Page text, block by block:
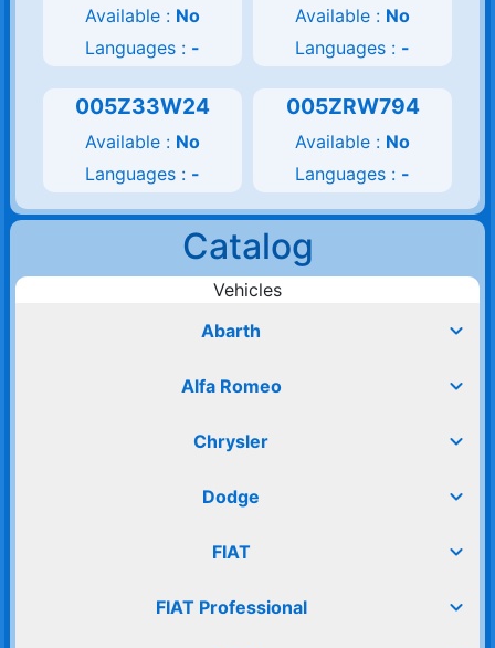
Available : No
Languages : -
Available : No
Languages : -
005Z33W24
Available : No
Languages : -
005ZRW794
Available : No
Languages : -
Catalog
Vehicles
Abarth
expand_more
Alfa Romeo expand_more
Chrysler expand_more
Dodge expand_more
FIAT expand_more
FIAT Professional expand_more